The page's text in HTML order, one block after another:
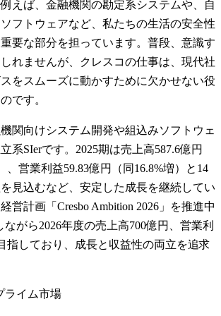
えば、金融機関の勘定系システムや、自
フトウェアなど、私たちの生活の安全性
要な部分を担っています。普段、意識す
れませんが、クレスコの仕事は、現代社
をスムーズに動かすために欠かせない役
です。
関向けシステム開発や組込みソフトウェ
系SIerです。2025期は売上高587.6億円
、営業利益59.83億円（同16.8%増）と14
見込むなど、安定した成長を継続してい
営計画「Cresbo Ambition 2026」を推進中
がら2026年度の売上高700億円、営業利
指しており、成長と収益性の両立を追求
ライム市場